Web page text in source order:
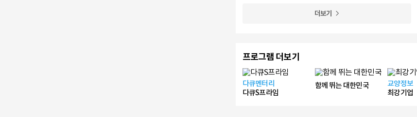
더보기
프로그램 더보기
다큐멘터리
다큐S프라임
함께 뛰는 대한민국
교양정보
최강기업